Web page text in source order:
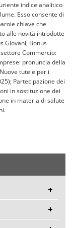
indice analitico
Esso consente di
chiave che
alle novità introdotte
Giovani, Bonus
Commercio:
pronuncia della
tutele per i
Partecipazione dei
in sostituzione dei
in materia di salute